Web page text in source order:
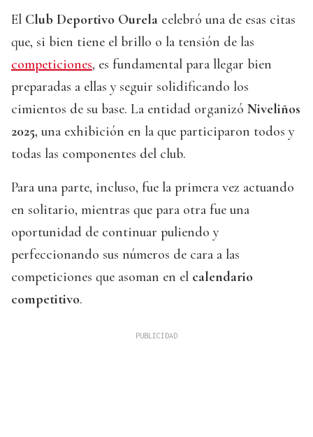
El Club Deportivo Ourela celebró una de esas citas
que, si bien tiene el brillo o la tensión de las
competiciones, es fundamental para llegar bien
preparadas a ellas y seguir solidificando los
cimientos de su base. La entidad organizó Niveliños
2025, una exhibición en la que participaron todos y
todas las componentes del club.
Para una parte, incluso, fue la primera vez actuando
en solitario, mientras que para otra fue una
oportunidad de continuar puliendo y
perfeccionando sus números de cara a las
competiciones que asoman en el calendario
competitivo.